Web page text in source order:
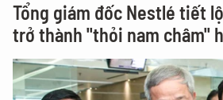
Tổng giám đốc Nestlé tiết
trở thành "thỏi nam châm"